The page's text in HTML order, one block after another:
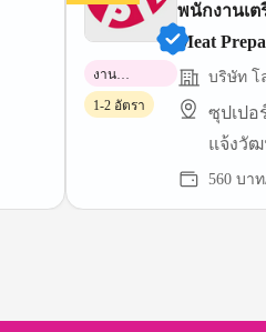
พนักงานเต
Meat
บริษัท โ
ซุปเปอ
แจ้งวัฒ
560 บา
งาน
พาร์ทไทม์
1-2 อัตรา